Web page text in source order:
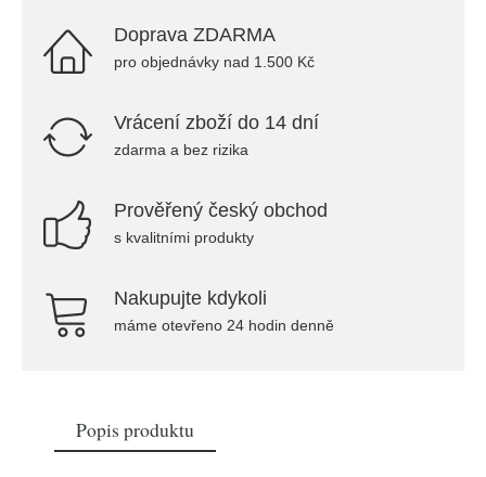
Doprava ZDARMA
pro objednávky nad 1.500 Kč
Vrácení zboží do 14 dní
zdarma a bez rizika
Prověřený český obchod
s kvalitními produkty
Nakupujte kdykoli
máme otevřeno 24 hodin denně
Popis produktu